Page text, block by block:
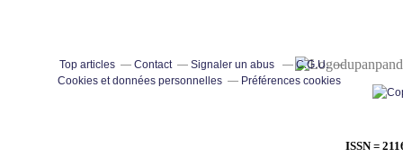
ISSN =
Top articles Contact Signaler un abus
C.G.U.
Cookies et données personnelles
Préférences cookies